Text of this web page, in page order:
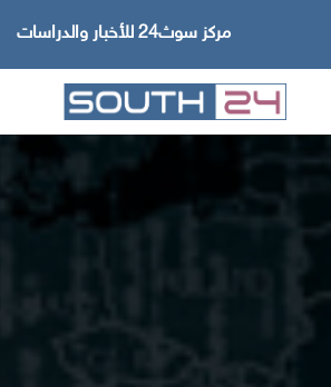
مركز سوث24 للأخبار والدراسات